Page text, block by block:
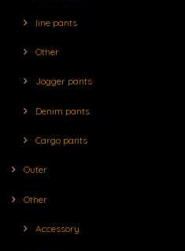
line pants
Other
Jogger pants
Denim pants
Cargo pants
Outer
Other
Accessory